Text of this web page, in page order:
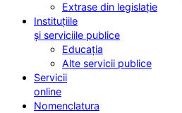
Extrase din legislație
Instituțiile
și serviciile publice
Educația
Alte servicii publice
Servicii
online
Nomenclatura